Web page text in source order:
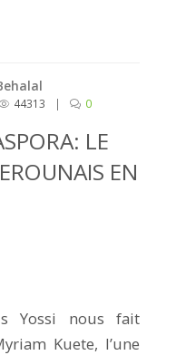
44313 | 0
LE
EN
Yossi nous fait
Kuete, l’une